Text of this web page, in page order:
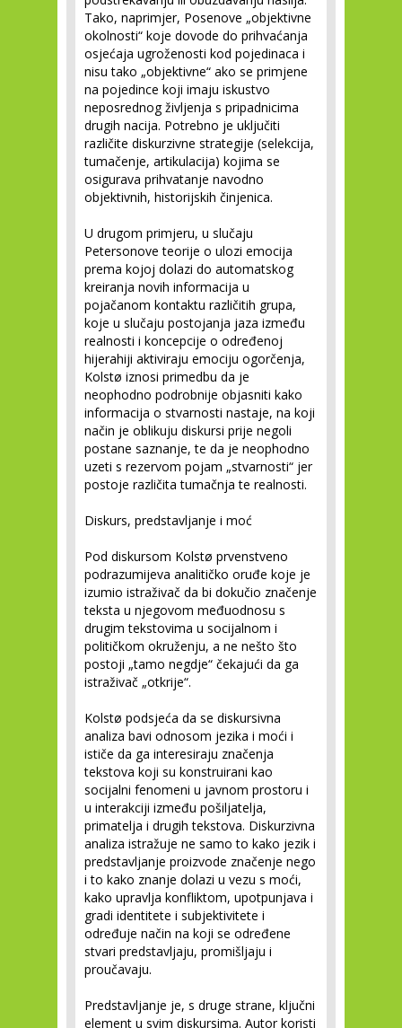
Tako, naprimjer, Posenove „objektivne
okolnosti“ koje dovode do prihvaćanja
osjećaja ugroženosti kod pojedinaca i
nisu tako „objektivne“ ako se primjene
na pojedince koji imaju iskustvo
neposrednog življenja s pripadnicima
drugih nacija. Potrebno je uključiti
različite diskurzivne strategije (selekcija,
tumačenje, artikulacija) kojima se
osigurava prihvatanje navodno
objektivnih, historijskih činjenica.
U drugom primjeru, u slučaju
Petersonove teorije o ulozi emocija
prema kojoj dolazi do automatskog
kreiranja novih informacija u
pojačanom kontaktu različitih grupa,
koje u slučaju postojanja jaza između
realnosti i koncepcije o određenoj
hijerahiji aktiviraju emociju ogorčenja,
Kolstø iznosi primedbu da je
neophodno podrobnije objasniti kako
informacija o stvarnosti nastaje, na koji
način je oblikuju diskursi prije negoli
postane saznanje, te da je neophodno
uzeti s rezervom pojam „stvarnosti“ jer
postoje različita tumačnja te realnosti.
Diskurs, predstavljanje i moć
Pod diskursom Kolstø prvenstveno
podrazumijeva analitičko oruđe koje je
izumio istraživač da bi dokučio značenje
teksta u njegovom međuodnosu s
drugim tekstovima u socijalnom i
političkom okruženju, a ne nešto što
postoji „tamo negdje“ čekajući da ga
istraživač „otkrije“.
Kolstø podsjeća da se diskursivna
analiza bavi odnosom jezika i moći i
ističe da ga interesiraju značenja
tekstova koji su konstruirani kao
socijalni fenomeni u javnom prostoru i
u interakciji između pošiljatelja,
primatelja i drugih tekstova. Diskurzivna
analiza istražuje ne samo to kako jezik i
predstavljanje proizvode značenje nego
i to kako znanje dolazi u vezu s moći,
kako upravlja konfliktom, upotpunjava i
gradi identitete i subjektivitete i
određuje način na koji se određene
stvari predstavljaju, promišljaju i
proučavaju.
Predstavljanje je, s druge strane, ključni
element u svim diskursima. Autor koristi